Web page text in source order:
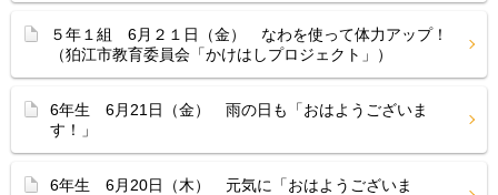
５年１組 6月２１日（金） なわを使って体力アップ！
（狛江市教育委員会「かけはしプロジェクト」）
6年生 6月21日（金） 雨の日も「おはようございま
す！」
6年生 6月20日（木） 元気に「おはようございま